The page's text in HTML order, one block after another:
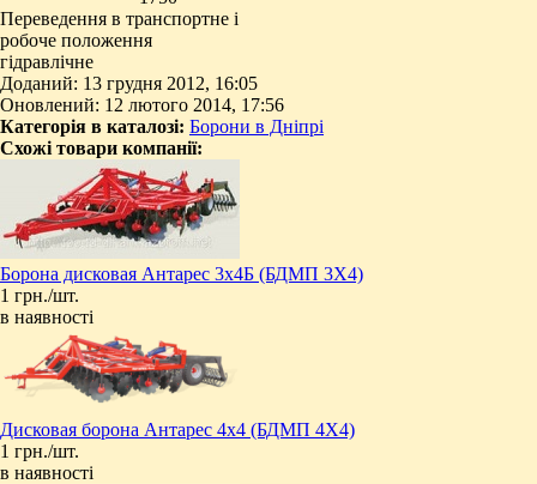
Переведення в транспортне і
робоче положення
гідравлічне
Доданий: 13 грудня 2012, 16:05
Оновлений: 12 лютого 2014, 17:56
Категорія в каталозі: Борони в Дніпрі
Схожі товари компанії:
Борона дисковая Антарес 3х4Б (БДМП 3Х4)
1 грн./шт.
в наявності
Дисковая борона Антарес 4х4 (БДМП 4Х4)
1 грн./шт.
в наявності